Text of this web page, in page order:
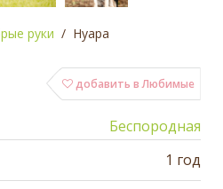
руки Нуара
добавить в Любимые
Беспородная
1 год